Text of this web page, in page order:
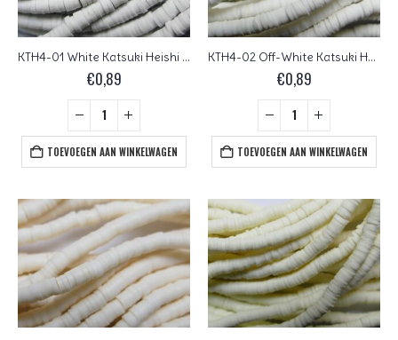
KTH4-01 White Katsuki Heishi Disc Beads 4 mm
€0,89
TOEVOEGEN AAN WINKELWAGEN
KTH4-02 Off-White Katsuki Heishi Disc Beads 4 mm
€0,89
TOEVOEGEN AAN WINKELWAGEN